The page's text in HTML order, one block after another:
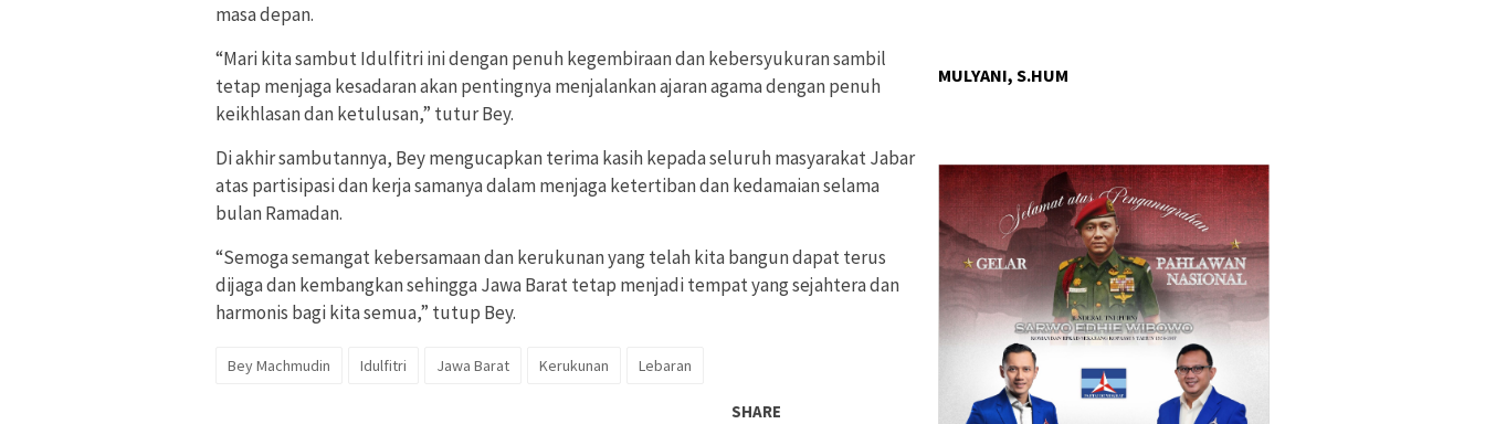
masa depan.
“Mari kita sambut Idulfitri ini dengan penuh kegembiraan dan kebersyukuran sambil
tetap menjaga kesadaran akan pentingnya menjalankan ajaran agama dengan penuh
keikhlasan dan ketulusan,” tutur Bey.
Di akhir sambutannya, Bey mengucapkan terima kasih kepada seluruh masyarakat Jabar
atas partisipasi dan kerja samanya dalam menjaga ketertiban dan kedamaian selama
bulan Ramadan.
“Semoga semangat kebersamaan dan kerukunan yang telah kita bangun dapat terus
dijaga dan kembangkan sehingga Jawa Barat tetap menjadi tempat yang sejahtera dan
harmonis bagi kita semua,” tutup Bey.
Bey Machmudin Idulfitri Jawa Barat Kerukunan Lebaran
SHARE
MULYANI, S.HUM